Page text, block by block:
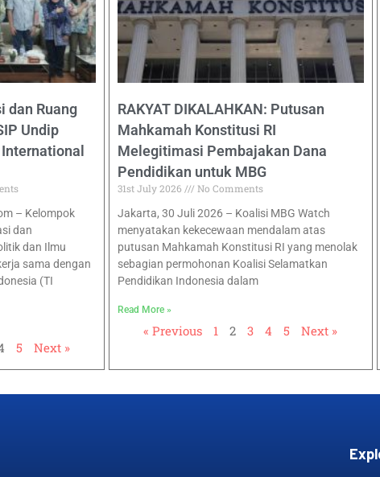
dan Ruang
Undip
– Kelompok
dan
dan Ilmu
sama dengan
(TI
5 Next »
RAKYAT DIKALAHKAN: Putusan
Mahkamah Konstitusi RI
Melegitimasi Pembajakan Dana
Pendidikan untuk MBG
31st July 2026
No Comments
Jakarta, 30 Juli 2026 – Koalisi MBG Watch
menyatakan kekecewaan mendalam atas
putusan Mahkamah Konstitusi RI yang menolak
sebagian permohonan Koalisi Selamatkan
Pendidikan Indonesia dalam
Read More »
« Previous 1 2 3 4 5 Next »